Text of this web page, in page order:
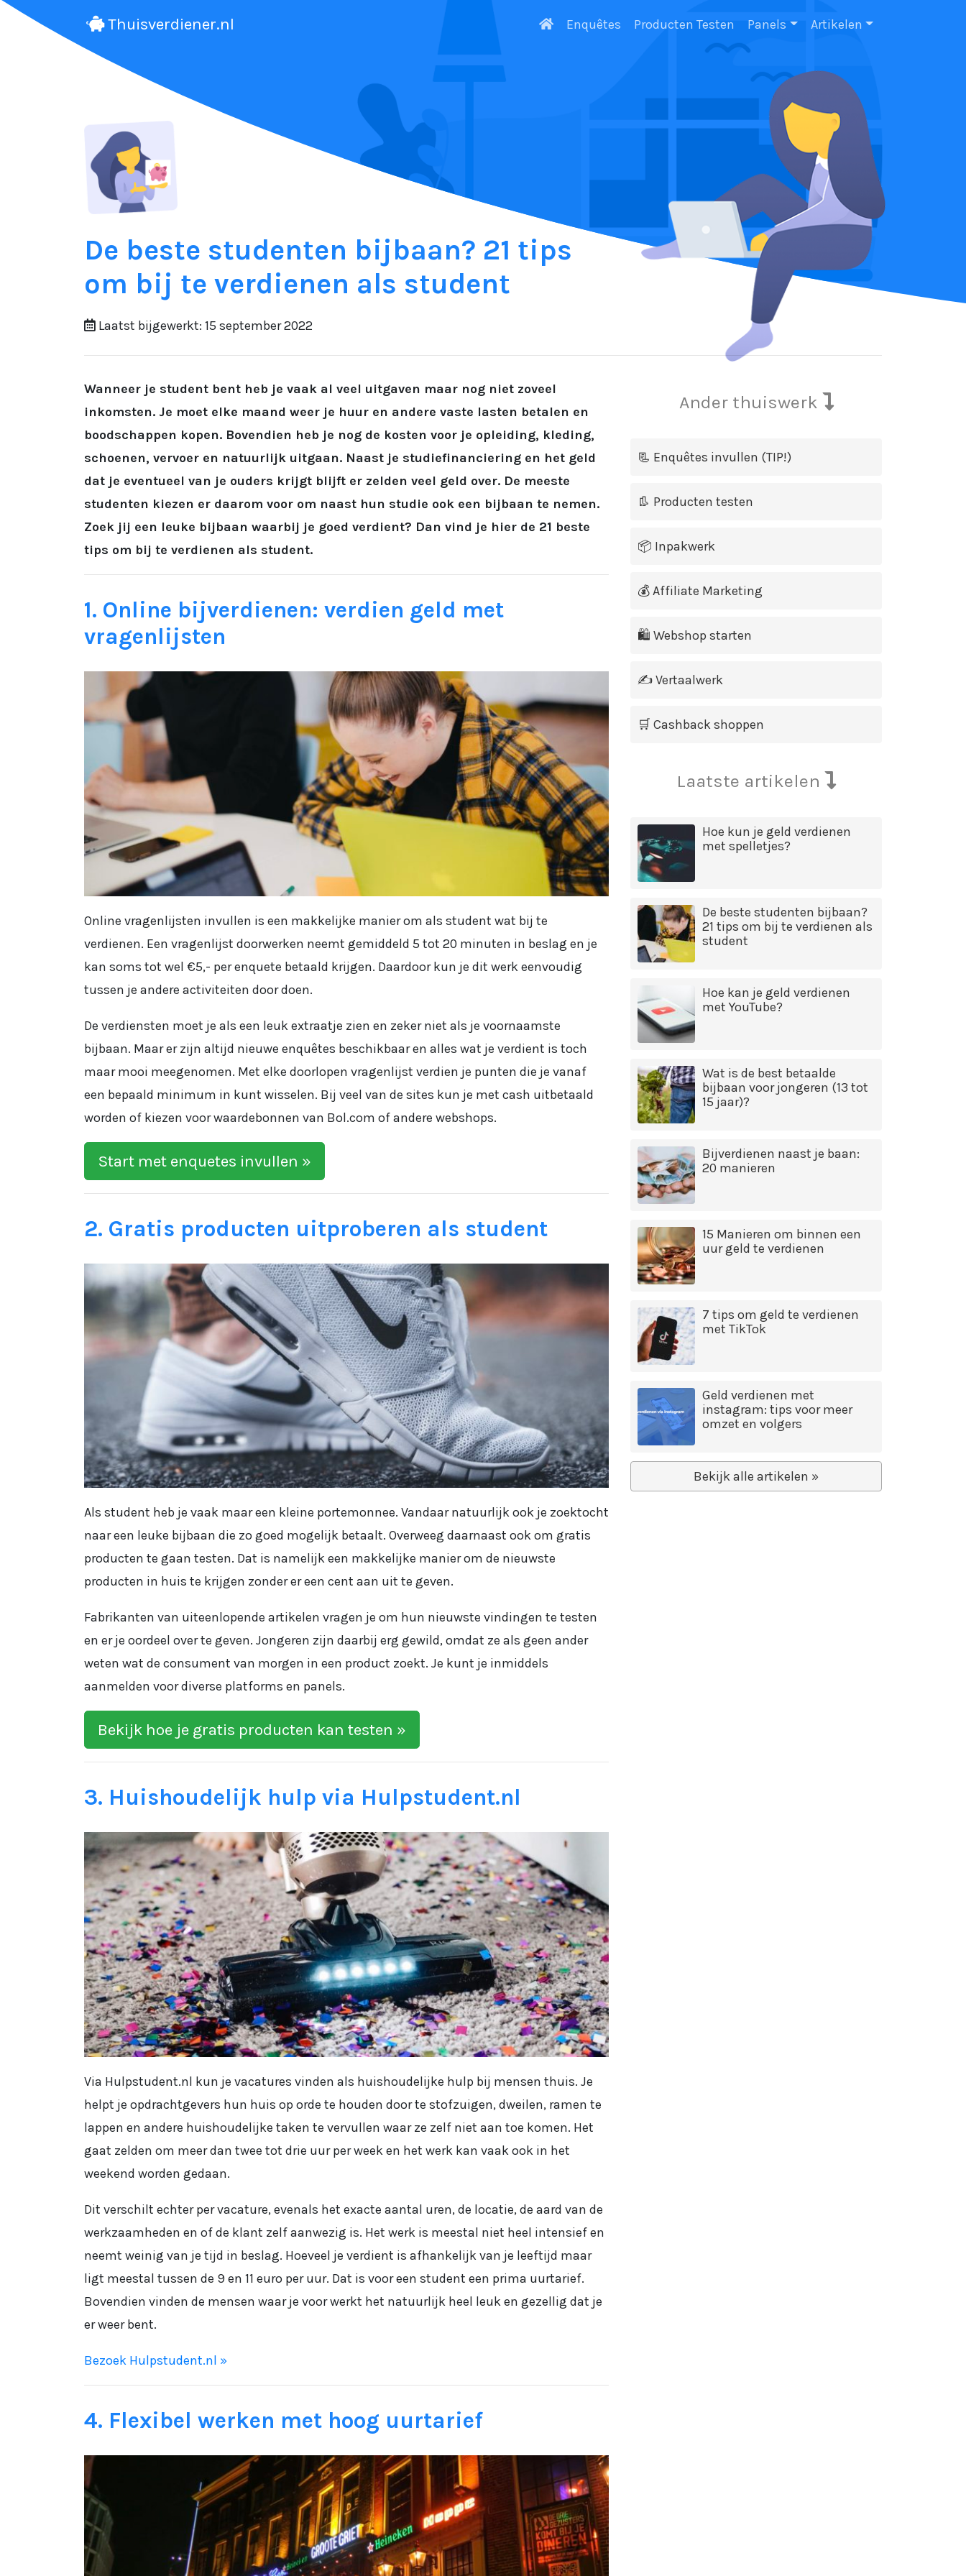
Thuisverdiener.nl Enquêtes Producten Testen Panels Artikelen
De beste studenten bijbaan? 21 tips
om bij te verdienen als student
Laatst bijgewerkt: 15 september 2022
Wanneer je student bent heb je vaak al veel uitgaven maar nog niet zoveel
inkomsten. Je moet elke maand weer je huur en andere vaste lasten betalen en
boodschappen kopen. Bovendien heb je nog de kosten voor je opleiding, kleding,
schoenen, vervoer en natuurlijk uitgaan. Naast je studiefinanciering en het geld
dat je eventueel van je ouders krijgt blijft er zelden veel geld over. De meeste
studenten kiezen er daarom voor om naast hun studie ook een bijbaan te nemen.
Zoek jij een leuke bijbaan waarbij je goed verdient? Dan vind je hier de 21 beste
tips om bij te verdienen als student.
1. Online bijverdienen: verdien geld met
vragenlijsten
Online vragenlijsten invullen is een makkelijke manier om als student wat bij te
verdienen. Een vragenlijst doorwerken neemt gemiddeld 5 tot 20 minuten in beslag en je
kan soms tot wel €5,- per enquete betaald krijgen. Daardoor kun je dit werk eenvoudig
tussen je andere activiteiten door doen.
De verdiensten moet je als een leuk extraatje zien en zeker niet als je voornaamste
bijbaan. Maar er zijn altijd nieuwe enquêtes beschikbaar en alles wat je verdient is toch
maar mooi meegenomen. Met elke doorlopen vragenlijst verdien je punten die je vanaf
een bepaald minimum in kunt wisselen. Bij veel van de sites kun je met cash uitbetaald
worden of kiezen voor waardebonnen van Bol.com of andere webshops.
Start met enquetes invullen »
2. Gratis producten uitproberen als student
Als student heb je vaak maar een kleine portemonnee. Vandaar natuurlijk ook je zoektocht
naar een leuke bijbaan die zo goed mogelijk betaalt. Overweeg daarnaast ook om gratis
producten te gaan testen. Dat is namelijk een makkelijke manier om de nieuwste
producten in huis te krijgen zonder er een cent aan uit te geven.
Fabrikanten van uiteenlopende artikelen vragen je om hun nieuwste vindingen te testen
en er je oordeel over te geven. Jongeren zijn daarbij erg gewild, omdat ze als geen ander
weten wat de consument van morgen in een product zoekt. Je kunt je inmiddels
aanmelden voor diverse platforms en panels.
Bekijk hoe je gratis producten kan testen »
3. Huishoudelijk hulp via Hulpstudent.nl
Via Hulpstudent.nl kun je vacatures vinden als huishoudelijke hulp bij mensen thuis. Je
helpt je opdrachtgevers hun huis op orde te houden door te stofzuigen, dweilen, ramen te
lappen en andere huishoudelijke taken te vervullen waar ze zelf niet aan toe komen. Het
gaat zelden om meer dan twee tot drie uur per week en het werk kan vaak ook in het
weekend worden gedaan.
Dit verschilt echter per vacature, evenals het exacte aantal uren, de locatie, de aard van de
werkzaamheden en of de klant zelf aanwezig is. Het werk is meestal niet heel intensief en
neemt weinig van je tijd in beslag. Hoeveel je verdient is afhankelijk van je leeftijd maar
ligt meestal tussen de 9 en 11 euro per uur. Dat is voor een student een prima uurtarief.
Bovendien vinden de mensen waar je voor werkt het natuurlijk heel leuk en gezellig dat je
er weer bent.
Bezoek Hulpstudent.nl »
4. Flexibel werken met hoog uurtarief
Ander thuiswerk
📃 Enquêtes invullen (TIP!)
👢 Producten testen
📦 Inpakwerk
💰 Affiliate Marketing
🛍 Webshop starten
✍️ Vertaalwerk
🛒 Cashback shoppen
Laatste artikelen
Hoe kun je geld verdienen
met spelletjes?
De beste studenten bijbaan?
21 tips om bij te verdienen als
student
Hoe kan je geld verdienen
met YouTube?
Wat is de best betaalde
bijbaan voor jongeren (13 tot
15 jaar)?
Bijverdienen naast je baan:
20 manieren
15 Manieren om binnen een
uur geld te verdienen
7 tips om geld te verdienen
met TikTok
Geld verdienen met
instagram: tips voor meer
omzet en volgers
Bekijk alle artikelen »